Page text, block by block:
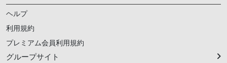
ヘルプ
利用規約
プレミアム会員利用規約
グループサイト